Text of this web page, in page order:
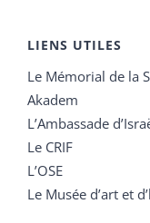
LIENS UTILES
Le Mémorial de la
Akadem
L’Ambassade
Le CRIF
L’OSE
Le Musée d’art et